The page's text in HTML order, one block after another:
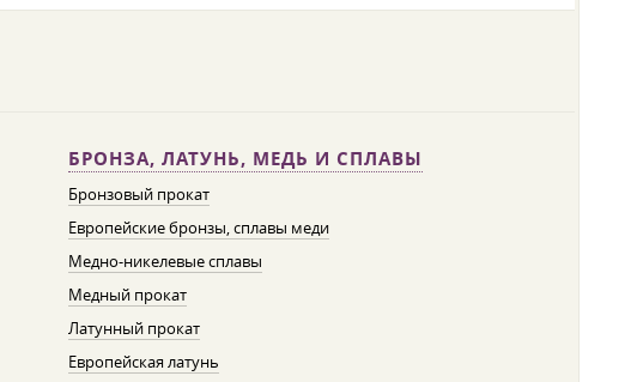
БРОНЗА, ЛАТУНЬ, МЕДЬ И СПЛАВЫ
Бронзовый прокат
Европейские бронзы, сплавы меди
Медно-никелевые сплавы
Медный прокат
Латунный прокат
Европейская латунь